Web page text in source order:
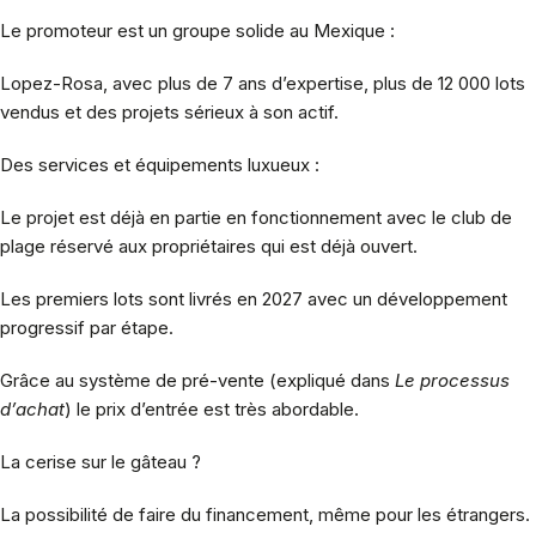
Le promoteur est un groupe solide au Mexique :
Lopez-Rosa, avec plus de 7 ans d’expertise, plus de 12 000 lots
vendus et des projets sérieux à son actif.
Des services et équipements luxueux :
Le projet est déjà en partie en fonctionnement avec le club de
plage réservé aux propriétaires qui est déjà ouvert.
Les premiers lots sont livrés en 2027 avec un développement
progressif par étape.
Grâce au système de pré-vente (expliqué dans Le processus
d’achat) le prix d’entrée est très abordable.
La cerise sur le gâteau ?
La possibilité de faire du financement, même pour les étrangers.